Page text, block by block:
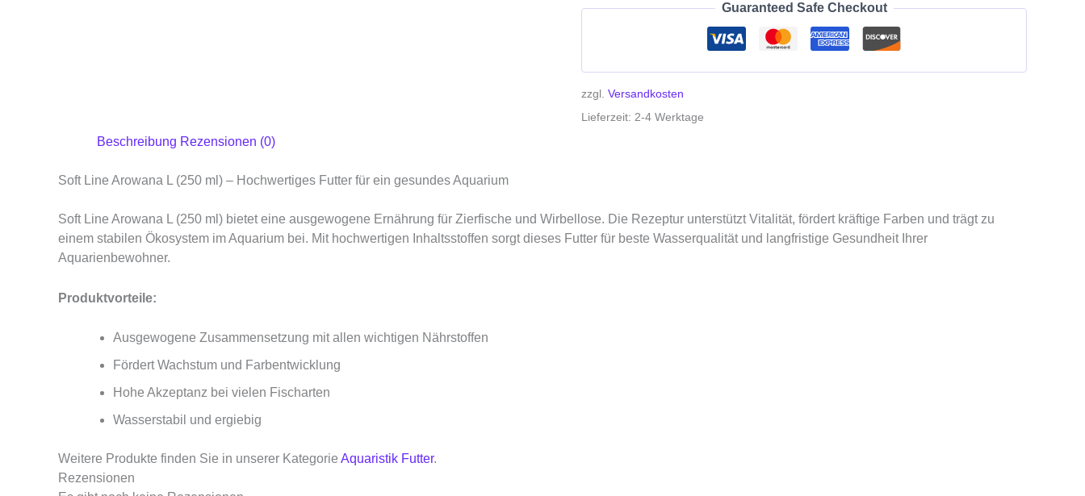
Guaranteed Safe Checkout
zzgl. Versandkosten
Lieferzeit: 2-4 Werktage
Beschreibung Rezensionen (0)
Soft Line Arowana L (250 ml) – Hochwertiges Futter für ein gesundes Aquarium
Soft Line Arowana L (250 ml) bietet eine ausgewogene Ernährung für Zierfische und Wirbellose. Die Rezeptur unterstützt Vitalität, fördert kräftige Farben und trägt zu
einem stabilen Ökosystem im Aquarium bei. Mit hochwertigen Inhaltsstoffen sorgt dieses Futter für beste Wasserqualität und langfristige Gesundheit Ihrer
Aquarienbewohner.
Produktvorteile:
Ausgewogene Zusammensetzung mit allen wichtigen Nährstoffen
Fördert Wachstum und Farbentwicklung
Hohe Akzeptanz bei vielen Fischarten
Wasserstabil und ergiebig
Weitere Produkte finden Sie in unserer Kategorie Aquaristik Futter.
Rezensionen